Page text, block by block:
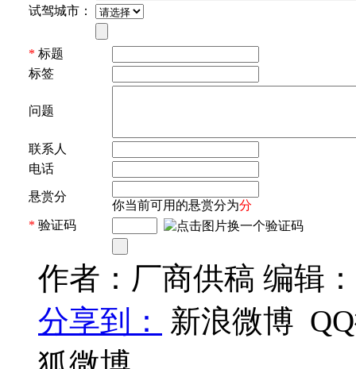
试驾城市：
* 标题
标签
问题
联系人
电话
悬赏分
你当前可用的悬赏分为分
* 验证码
作者：厂商供稿 编辑
分享到：
新浪微博